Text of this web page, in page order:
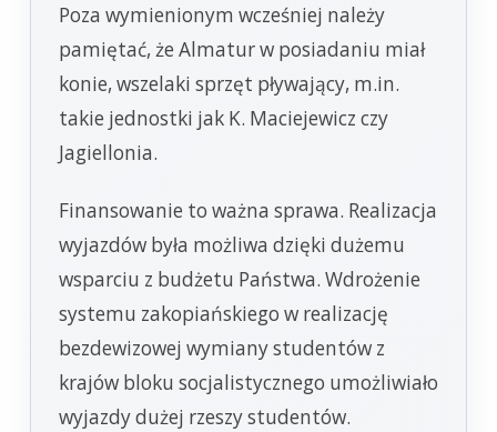
Poza wymienionym wcześniej należy
pamiętać, że Almatur w posiadaniu miał
konie, wszelaki sprzęt pływający, m.in.
takie jednostki jak K. Maciejewicz czy
Jagiellonia.
Finansowanie to ważna sprawa. Realizacja
wyjazdów była możliwa dzięki dużemu
wsparciu z budżetu Państwa. Wdrożenie
systemu zakopiańskiego w realizację
bezdewizowej wymiany studentów z
krajów bloku socjalistycznego umożliwiało
wyjazdy dużej rzeszy studentów.